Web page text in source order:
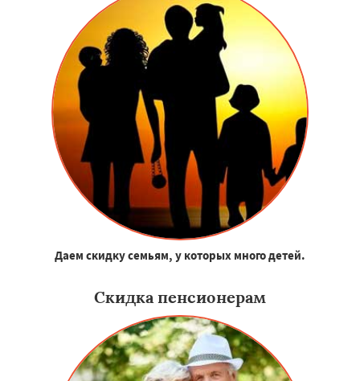
Даем скидку семьям, у которых много детей.
Скидка пенсионерам